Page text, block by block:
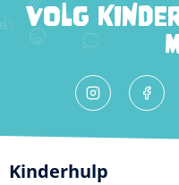
VOLG
Kinderhulp